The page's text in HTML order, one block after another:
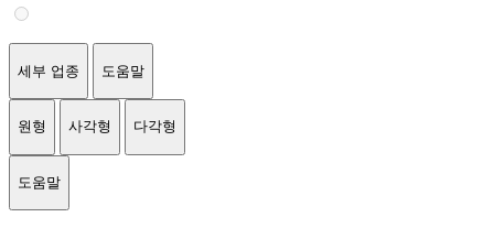
세부 업종 도움말
원형 사각형 다각형
도움말